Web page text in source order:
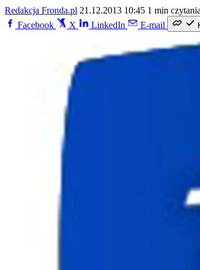
Redakcja Fronda.pl 21.12.2013 10:45 1 min
Facebook
X LinkedIn E-mail